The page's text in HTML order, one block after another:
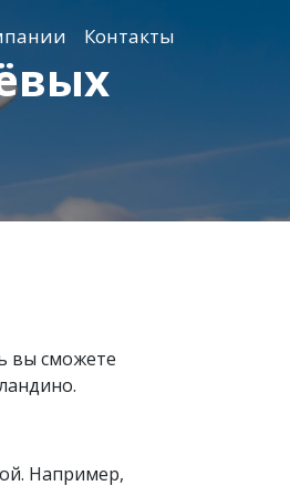
Контакты
вы сможете
Например,